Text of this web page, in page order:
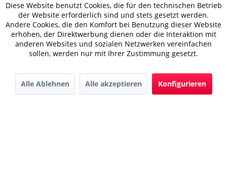
Diese Website benutzt Cookies, die für den technischen Betrieb
der Website erforderlich sind und stets gesetzt werden.
Andere Cookies, die den Komfort bei Benutzung dieser Website
erhöhen, der Direktwerbung dienen oder die Interaktion mit
anderen Websites und sozialen Netzwerken vereinfachen
sollen, werden nur mit Ihrer Zustimmung gesetzt.
Alle Ablehnen Alle akzeptieren Konfigurieren